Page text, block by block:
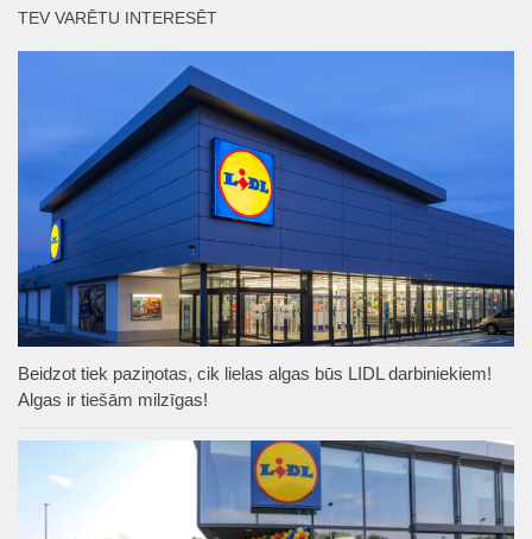
TEV VARĒTU INTERESĒT
Beidzot tiek paziņotas, cik lielas algas būs LIDL darbiniekiem!
Algas ir tiešām milzīgas!